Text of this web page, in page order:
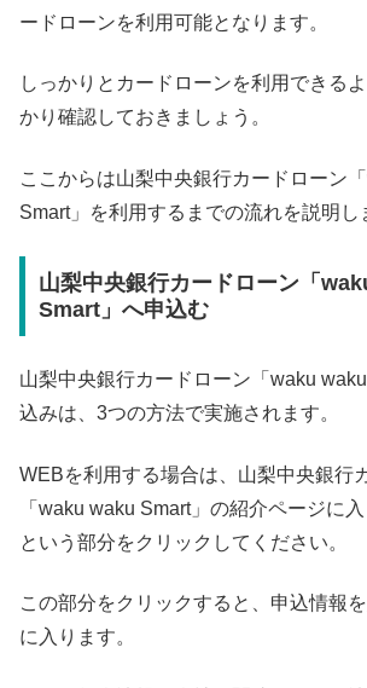
ードローンを利用可能となります。
しっかりとカードローンを利用できる
かり確認しておきましょう。
ここからは山梨中央銀行カードローン
Smart」を利用するまでの流れを説明し
山梨中央銀行カードローン「
Smart」へ申込む
山梨中央銀行カードローン「waku
込みは、3つの方法で実施されます。
WEBを利用する場合は、山梨中央銀行
「waku waku Smart」の紹介ページに
という部分をクリックしてください。
この部分をクリックすると、申込情報
に入ります。